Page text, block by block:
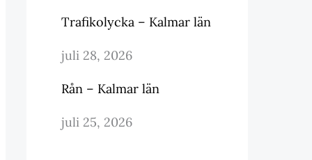
Trafikolycka – Kalmar län
juli 28, 2026
Rån – Kalmar län
juli 25, 2026